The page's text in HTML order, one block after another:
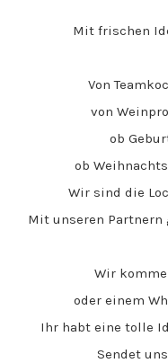
Mit frischen
Von
von
ob
ob
Wir sind die
Mit unseren Partnern
Wir
oder einem
Ihr habt eine tolle
Sendet